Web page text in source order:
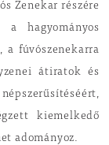
Zenekar részére
a hagyományos
a fúvószenekarra
átiratok és
kiemelkedő
adományoz.